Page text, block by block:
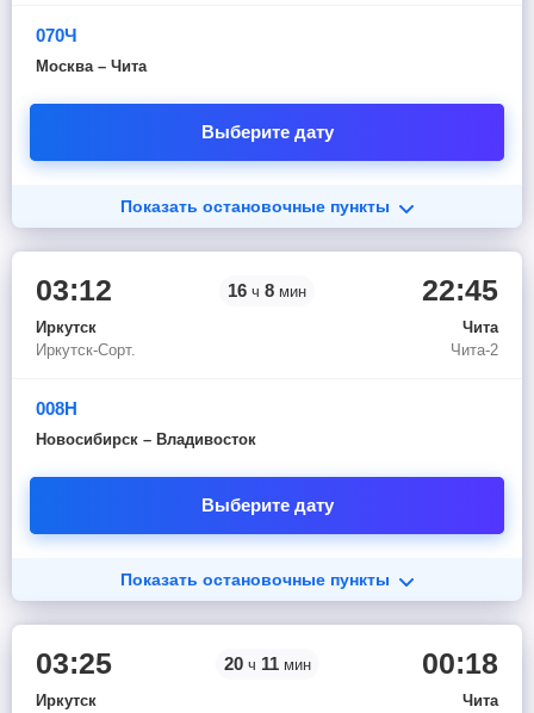
070Ч
Москва – Чита
Выберите дату
Показать остановочные пункты
03:12
Иркутск
Иркутск-Сорт.
16 ч 8 мин 22:45
Чита
Чита-2
008Н
Новосибирск – Владивосток
Выберите дату
Показать остановочные пункты
03:25
Иркутск
20 ч 11 мин 00:18
Чита